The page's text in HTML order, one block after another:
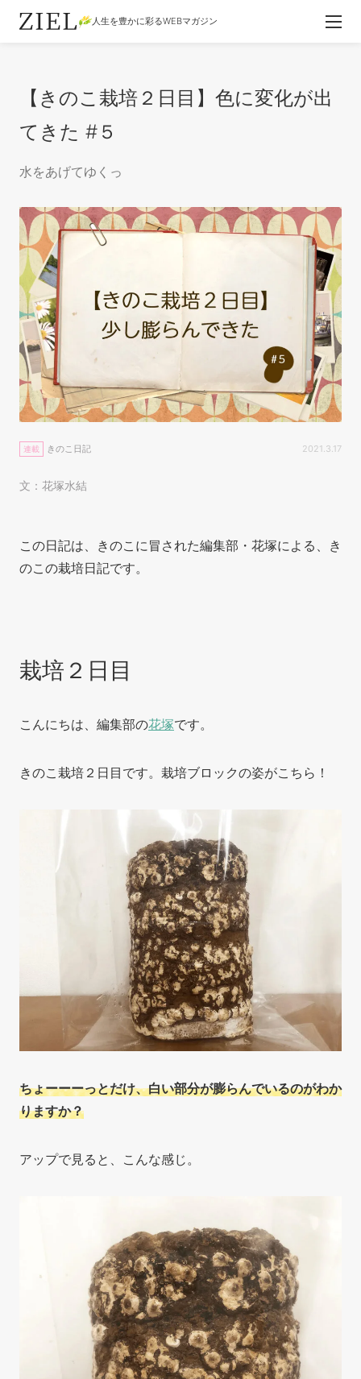
人生を豊かに彩るWEBマガジン
【きのこ栽培２日目】色に変化が出
てきた #５
水をあげてゆくっ
連載 きのこ日記 2021.3.17
文：花塚水結
この日記は、きのこに冒された編集部・花塚による、き
のこの栽培日記です。
栽培２日目
こんにちは、編集部の花塚です。
きのこ栽培２日目です。栽培ブロックの姿がこちら！
ちょーーーっとだけ、白い部分が膨らんでいるのがわか
りますか？
アップで見ると、こんな感じ。